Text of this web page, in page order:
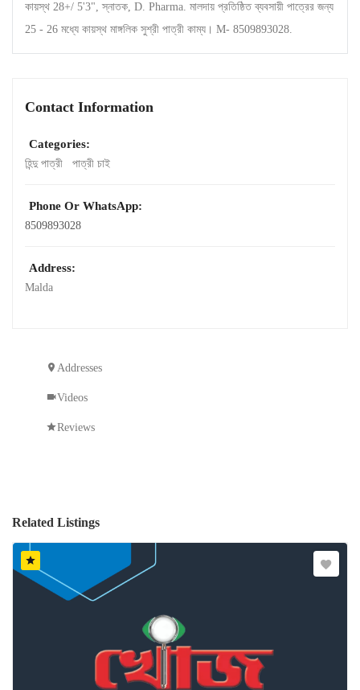
কায়স্থ 28+/ 5'3", স্নাতক, D. Pharma. মালদায় প্রতিষ্ঠিত ব্যবসায়ী পাত্রের জন্য
25 - 26 মধ্যে কায়স্থ মাঙ্গলিক সুশ্রী পাত্রী কাম্য। M- 8509893028.
Contact Information
Categories:
হিন্দু পাত্রী পাত্রী চাই
Phone Or WhatsApp:
8509893028
Address:
Malda
Addresses
Videos
Reviews
Related Listings